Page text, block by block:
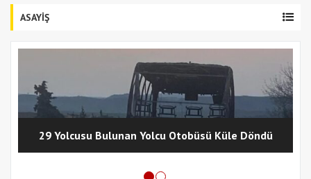
ASAYİŞ
29 Yolcusu Bulunan Yolcu Otobüsü Küle Döndü